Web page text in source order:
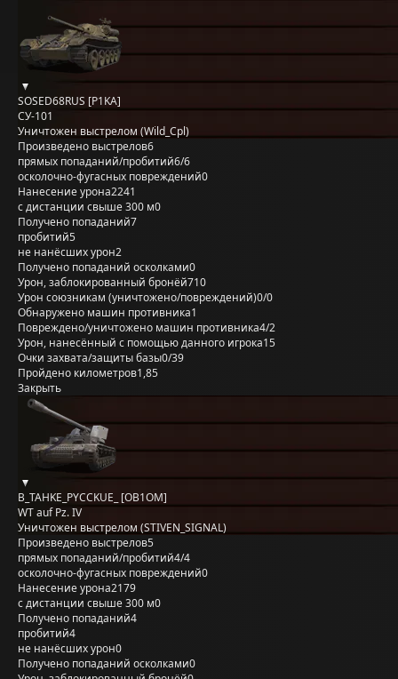
SOSED68RUS [P1KA]
СУ-101
Уничтожен выстрелом (Wild_Cpl)
Произведено выстрелов6
прямых попаданий/пробитий6/6
осколочно-фугасных повреждений0
Нанесение урона2241
с дистанции свыше 300 м0
Получено попаданий7
пробитий5
не нанёсших урон2
Получено попаданий осколками0
Урон, заблокированный бронёй710
Урон союзникам (уничтожено/повреждений)0/0
Обнаружено машин противника1
Повреждено/уничтожено машин противника4/2
Урон, нанесённый с помощью данного игрока15
Очки захвата/защиты базы0/39
Пройдено километров1,85
Закрыть
B_TAHKE_PYCCKUE_ [OB1OM]
WT auf Pz. IV
Уничтожен выстрелом (STIVEN_SIGNAL)
Произведено выстрелов5
прямых попаданий/пробитий4/4
осколочно-фугасных повреждений0
Нанесение урона2179
с дистанции свыше 300 м0
Получено попаданий4
пробитий4
не нанёсших урон0
Получено попаданий осколками0